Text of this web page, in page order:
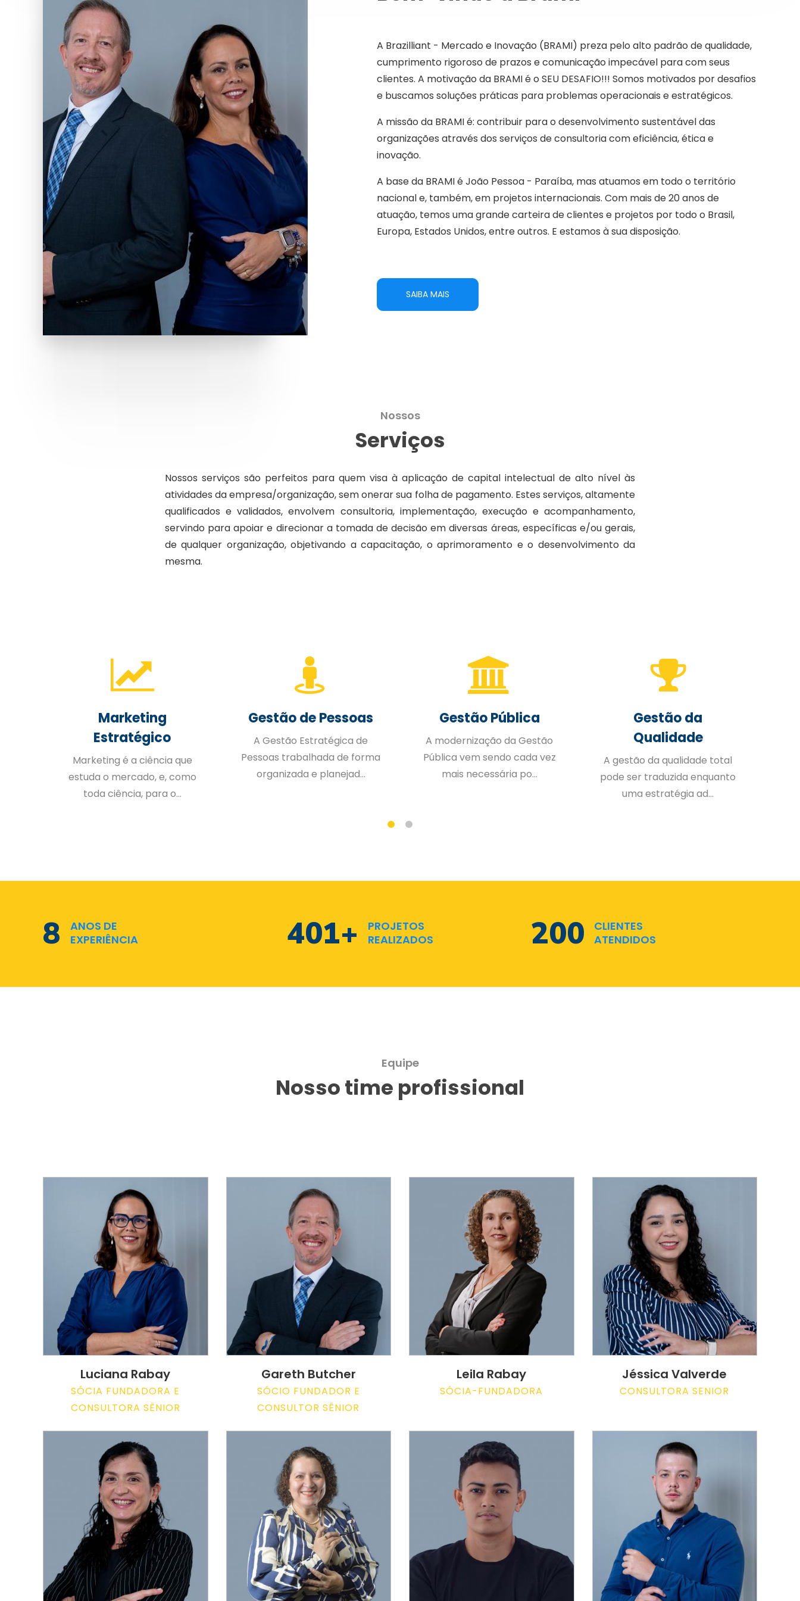
A Brazilliant - Mercado e Inovação (BRAMI) preza pelo alto padrão de qualidade,
cumprimento rigoroso de prazos e comunicação impecável para com seus
clientes. A motivação da BRAMI é o SEU DESAFIO!!! Somos motivados por desafios
e buscamos soluções práticas para problemas operacionais e estratégicos.
A missão da BRAMI é: contribuir para o desenvolvimento sustentável das
organizações através dos serviços de consultoria com eficiência, ética e
inovação.
A base da BRAMI é João Pessoa - Paraíba, mas atuamos em todo o território
nacional e, também, em projetos internacionais. Com mais de 20 anos de
atuação, temos uma grande carteira de clientes e projetos por todo o Brasil,
Europa, Estados Unidos, entre outros. E estamos à sua disposição.
SAIBA MAIS
Nossos
Serviços
Nossos serviços são perfeitos para quem visa à aplicação de capital intelectual de alto nível às
atividades da empresa/organização, sem onerar sua folha de pagamento. Estes serviços, altamente
qualificados e validados, envolvem consultoria, implementação, execução e acompanhamento,
servindo para apoiar e direcionar a tomada de decisão em diversas áreas, específicas e/ou gerais,
de qualquer organização, objetivando a capacitação, o aprimoramento e o desenvolvimento da
mesma.
Marketing
Estratégico
Marketing é a ciência que
estuda o mercado, e, como
toda ciência, para o...
Gestão de Pessoas
A Gestão Estratégica de
Pessoas trabalhada de forma
organizada e planejad...
Gestão Pública
A modernização da Gestão
Pública vem sendo cada vez
mais necessária po...
Gestão da
Qualidade
A gestão da qualidade total
pode ser traduzida enquanto
uma estratégia ad...
11
ANOS DE
EXPERIÊNCIA
573+
PROJETOS
REALIZADOS
286
CLIENTES
ATENDIDOS
Equipe
Nosso time profissional
Luciana Rabay
SÓCIA FUNDADORA E
CONSULTORA SÊNIOR
Gareth Butcher
SÓCIO FUNDADOR E
CONSULTOR SÊNIOR
Leila Rabay
SÓCIA-FUNDADORA
Jéssica Valverde
CONSULTORA SENIOR